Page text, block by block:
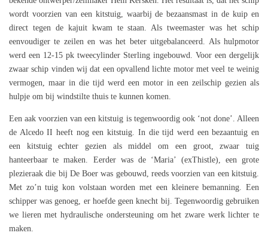
wordt voorzien van een kitstuig, waarbij de bezaansmast in de kuip en
direct tegen de kajuit kwam te staan. Als tweemaster was het schip
eenvoudiger te zeilen en was het beter uitgebalanceerd. Als hulpmotor
werd een 12-15 pk tweecylinder Sterling ingebouwd. Voor een dergelijk
zwaar schip vinden wij dat een opvallend lichte motor met veel te weinig
vermogen, maar in die tijd werd een motor in een zeilschip gezien als
hulpje om bij windstilte thuis te kunnen komen.
Een aak voorzien van een kitstuig is tegenwoordig ook ‘not done’. Alleen
de Alcedo II heeft nog een kitstuig. In die tijd werd een bezaantuig en
een kitstuig echter gezien als middel om een groot, zwaar tuig
hanteerbaar te maken. Eerder was de ‘Maria’ (exThistle), een grote
plezieraak die bij De Boer was gebouwd, reeds voorzien van een kitstuig.
Met zo’n tuig kon volstaan worden met een kleinere bemanning. Een
schipper was genoeg, er hoefde geen knecht bij. Tegenwoordig gebruiken
we lieren met hydraulische ondersteuning om het zware werk lichter te
maken.